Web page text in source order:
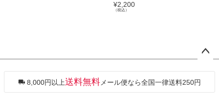
¥2,200
（税込）
ジト
へ
8,000円以上送料無料 メール便なら全国一律送料250円